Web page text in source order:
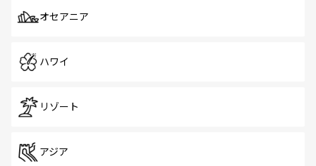
オセアニア
ハワイ
リゾート
アジア